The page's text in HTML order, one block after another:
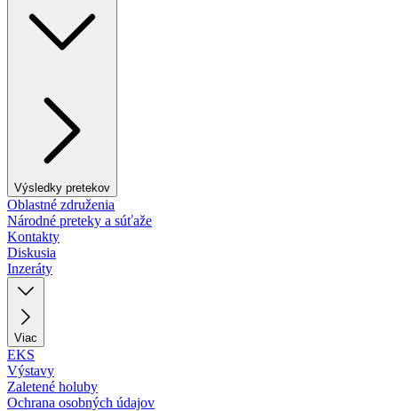
Výsledky pretekov
Oblastné združenia
Národné preteky a súťaže
Kontakty
Diskusia
Inzeráty
Viac
EKS
Výstavy
Zaletené holuby
Ochrana osobných údajov